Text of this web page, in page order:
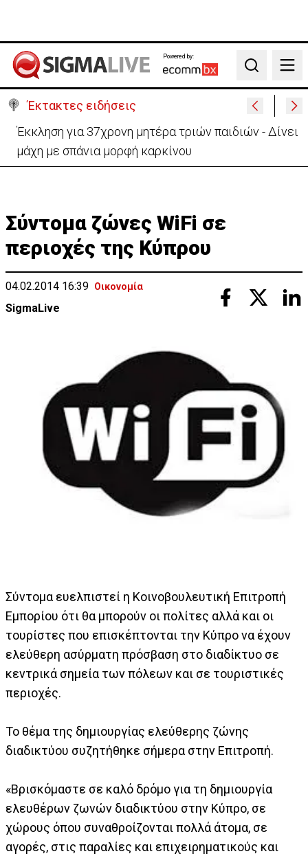
Powered by:
Search
Έκτακτες ειδήσεις
Γερμανία: Συγκρούστηκαν δύο τραμ - Τουλάχιστον
25 τραυματίες, οι 7 σοβαρά
Σύντομα ζώνες WiFi σε
περιοχές της Κύπρου
04.02.2014 16:39 Οικονομία
SigmaLive
Σύντομα ευελπιστεί η Κοινοβουλευτική Επιτροπή
Εμπορίου ότι θα μπορούν οι πολίτες αλλά και οι
τουρίστες που επισκέπτονται την Κύπρο να έχουν
ελεύθερη ασύρματη πρόσβαση στο διαδίκτυο σε
κεντρικά σημεία των πόλεων και σε τουριστικές
περιοχές.
Το θέμα της δημιουργίας ελεύθερης ζώνης
διαδικτύου συζητήθηκε σήμερα στην Επιτροπή.
«Βρισκόμαστε σε καλό δρόμο για τη δημιουργία
ελευθέρων ζωνών διαδικτύου στην Κύπρο, σε
χώρους όπου συναθροίζονται πολλά άτομα, σε
αγορές, στις παραλίες και επιχειρηματικούς και